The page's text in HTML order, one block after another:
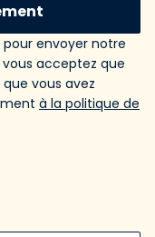
envoyer notre
acceptez que
vous avez
à la politique de